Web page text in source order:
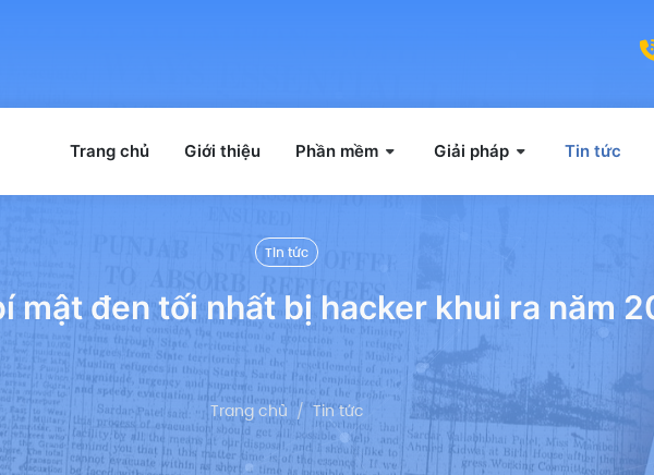
Trang chủ Giới thiệu Phần mềm Giải pháp Tin tức
Tin tức
mật đen tối nhất bị hacker khui ra năm
Trang chủ Tin tức